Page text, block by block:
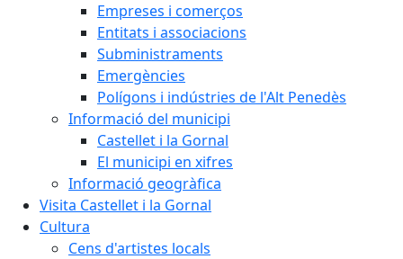
Empreses i comerços
Entitats i associacions
Subministraments
Emergències
Polígons i indústries de l'Alt Penedès
Informació del municipi
Castellet i la Gornal
El municipi en xifres
Informació geogràfica
Visita Castellet i la Gornal
Cultura
Cens d'artistes locals